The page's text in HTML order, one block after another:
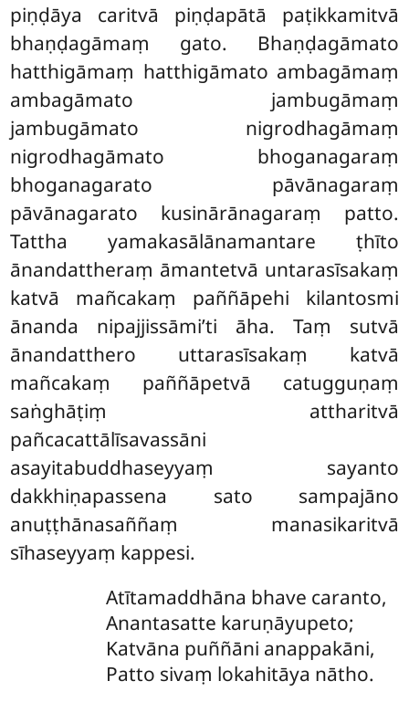
piṇḍāya caritvā piṇḍapātā paṭikkamitvā
bhaṇḍagāmaṃ gato. Bhaṇḍagāmato
hatthigāmaṃ hatthigāmato ambagāmaṃ
ambagāmato jambugāmaṃ
jambugāmato nigrodhagāmaṃ
nigrodhagāmato bhoganagaraṃ
bhoganagarato pāvānagaraṃ
pāvānagarato kusinārānagaraṃ patto.
Tattha yamakasālānamantare ṭhīto
ānandattheraṃ āmantetvā untarasīsakaṃ
katvā mañcakaṃ paññāpehi kilantosmi
ānanda nipajjissāmi’ti āha. Taṃ sutvā
ānandatthero uttarasīsakaṃ katvā
mañcakaṃ paññāpetvā catugguṇaṃ
saṅghāṭiṃ attharitvā
pañcacattālīsavassāni
asayitabuddhaseyyaṃ sayanto
dakkhiṇapassena sato sampajāno
anuṭṭhānasaññaṃ manasikaritvā
sīhaseyyaṃ kappesi.
Atītamaddhāna bhave caranto,
Anantasatte karuṇāyupeto;
Katvāna puññāni anappakāni,
Patto sivaṃ lokahitāya nātho.